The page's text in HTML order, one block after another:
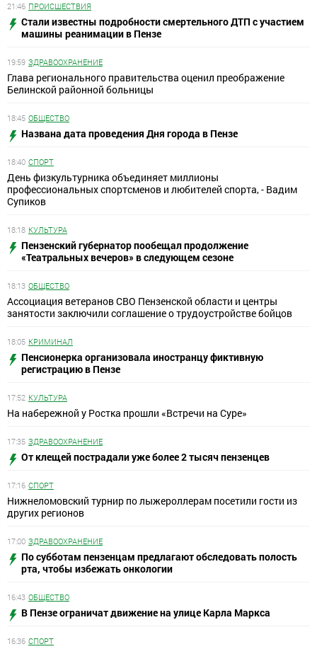
21:46 ПРОИСШЕСТВИЯ
Стали известны подробности смертельного ДТП с участием
машины реанимации в Пензе
19:59 ЗДРАВООХРАНЕНИЕ
Глава регионального правительства оценил преображение
Белинской районной больницы
18:45 ОБЩЕСТВО
Названа дата проведения Дня города в Пензе
18:40 СПОРТ
День физкультурника объединяет миллионы
профессиональных спортсменов и любителей спорта, - Вадим
Супиков
18:18 КУЛЬТУРА
Пензенский губернатор пообещал продолжение
«Театральных вечеров» в следующем сезоне
18:13 ОБЩЕСТВО
Ассоциация ветеранов СВО Пензенской области и центры
занятости заключили соглашение о трудоустройстве бойцов
18:05 КРИМИНАЛ
Пенсионерка организовала иностранцу фиктивную
регистрацию в Пензе
17:52 КУЛЬТУРА
На набережной у Ростка прошли «Встречи на Суре»
17:35 ЗДРАВООХРАНЕНИЕ
От клещей пострадали уже более 2 тысяч пензенцев
17:16 СПОРТ
Нижнеломовский турнир по лыжероллерам посетили гости из
других регионов
17:00 ЗДРАВООХРАНЕНИЕ
По субботам пензенцам предлагают обследовать полость
рта, чтобы избежать онкологии
16:43 ОБЩЕСТВО
В Пензе ограничат движение на улице Карла Маркса
16:36 СПОРТ